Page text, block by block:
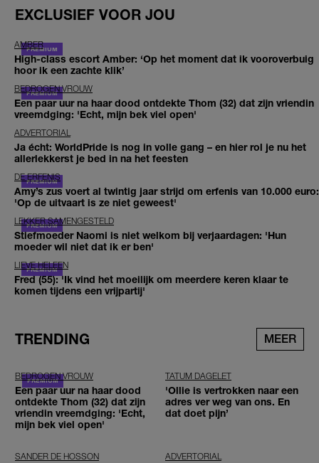
EXCLUSIEF VOOR JOU
AMBER
High-class escort Amber: ‘Op het moment dat ik vooroverbuig
hoor ik een zachte klik’
BEDROGEN VROUW
Een paar uur na haar dood ontdekte Thom (32) dat zijn vriendin
vreemdging: 'Echt, mijn bek viel open'
ADVERTORIAL
Ja écht: WorldPride is nog in volle gang – en hier rol je nu het
allerlekkerst je bed in na het feesten
DE ERFENIS
Amy’s zus voert al twintig jaar strijd om erfenis van 10.000 euro:
'Op de uitvaart is ze niet geweest'
LEKKER SAMENGESTELD
Stiefmoeder Naomi is niet welkom bij verjaardagen: 'Hun
moeder wil niet dat ik er ben'
LIEVE HELEEN
Fred (55): 'Ik vind het moeilijk om meerdere keren klaar te
komen tijdens een vrijpartij'
TRENDING MEER
BEDROGEN VROUW
Een paar uur na haar dood
ontdekte Thom (32) dat zijn
vriendin vreemdging: 'Echt,
mijn bek viel open'
TATUM DAGELET
'Ollie is vertrokken naar een
adres ver weg van ons. En
dat doet pijn’
SANDER DE HOSSON ADVERTORIAL